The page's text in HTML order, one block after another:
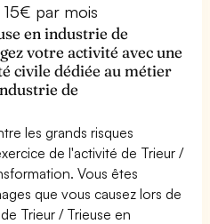
par mois
en industrie de
votre activité avec une
civile dédiée au métier
de
les grands risques
de l'activité de Trieur /
Vous êtes
que vous causez lors de
Trieur / Trieuse en